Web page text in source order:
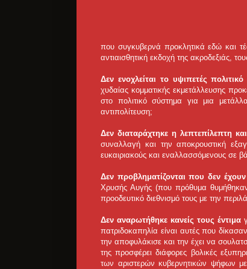
που συγκυβερνά προκλητικά εδώ και
αντιαισθητική εκδοχή της ακροδεξιάς,
Δεν ενοχλείται το υψιπετές
χυδαίας κομματικής εκμετάλλευσης
στο πολιτικό σύστημα για μια
αντιπολίτευση;
Δεν διαταράχτηκε η λεπτεπίλεπτη
συναλλαγή και την αποκρουστική
ευκαιριακούς και εναλλασσόμενους σε
Δεν προβληματίζονται που δεν
Χρυσής Αυγής (που πρόθυμα
προοδευτικό διεθνισμό τους με την
Δεν αναρωτήθηκε κανείς τους έντιμα
πατριδοκαπηλία είναι αυτές που
την αποφυλάκισε και την έχει να
της προσφέρει διάφορες βολικές
των αριστερών κυβερνητικών ψήφων